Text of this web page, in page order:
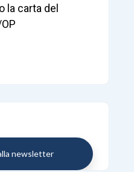
la carta del
newsletter